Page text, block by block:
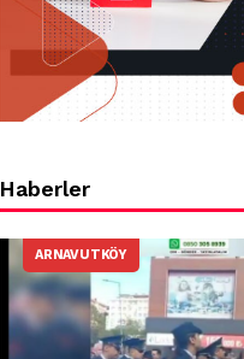
Haberler
ARNAVUTKÖY